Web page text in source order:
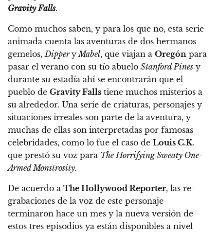
Gravity Falls.
Como muchos saben, y para los que no, esta serie
animada cuenta las aventuras de dos hermanos
gemelos,DipperyMabel, que viajan a Oregón para
pasar el verano con su tío abuelo Stanford Pines y
durante su estadía ahí se encontrarán que el
pueblo de Gravity Falls tiene muchos misterios a
su alrededor. Una serie de criaturas, personajes y
situaciones irreales son parte de la aventura, y
muchas de ellas son interpretadas por famosas
celebridades, como lo fue el caso de Louis C.K.
que prestó su voz para The Horrifying Sweaty One-
Armed Monstrosity.
De acuerdo a The Hollywood Reporter, las re-
grabaciones de la voz de este personaje
terminaron hace un mes y la nueva versión de
estos tres episodios ya están disponibles a nivel